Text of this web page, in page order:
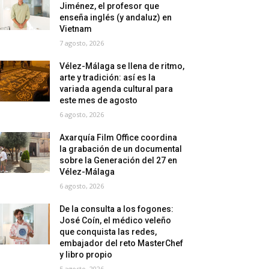
Jiménez, el profesor que
enseña inglés (y andaluz) en
Vietnam
7 agosto, 2026
Vélez-Málaga se llena de ritmo,
arte y tradición: así es la
variada agenda cultural para
este mes de agosto
6 agosto, 2026
Axarquía Film Office coordina
la grabación de un documental
sobre la Generación del 27 en
Vélez-Málaga
6 agosto, 2026
De la consulta a los fogones:
José Coín, el médico veleño
que conquista las redes,
embajador del reto MasterChef
y libro propio